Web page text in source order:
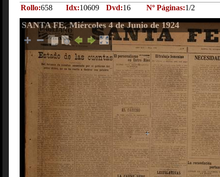
Rollo:658 Idx:10609 Dvd:16 Nº Páginas:1/2
SANTA FE, Miércoles 4 de Junio de 1924